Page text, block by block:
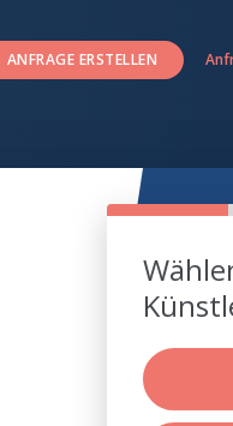
ANFRAGE ERSTELLEN